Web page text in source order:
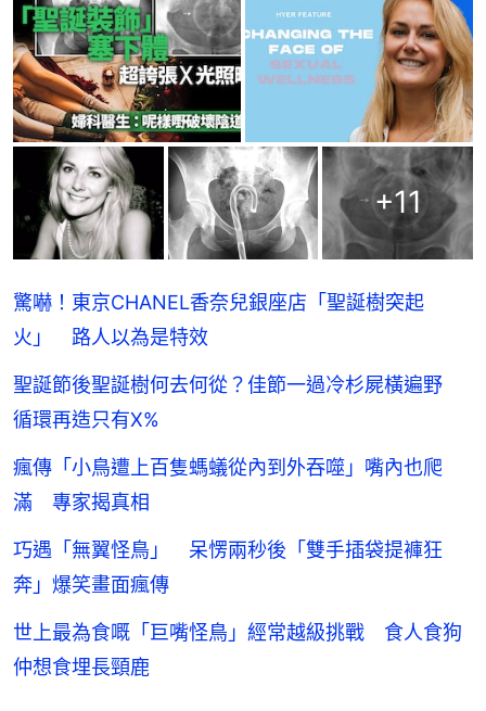
+11
驚嚇！東京CHANEL香奈兒銀座店「聖誕樹突起
火」 路人以為是特效
聖誕節後聖誕樹何去何從？佳節一過冷杉屍橫遍野
循環再造只有X%
瘋傳「小鳥遭上百隻螞蟻從內到外吞噬」嘴內也爬
滿 專家揭真相
巧遇「無翼怪鳥」 呆愣兩秒後「雙手插袋提褲狂
奔」爆笑畫面瘋傳
世上最為食嘅「巨嘴怪鳥」經常越級挑戰 食人食狗
仲想食埋長頸鹿